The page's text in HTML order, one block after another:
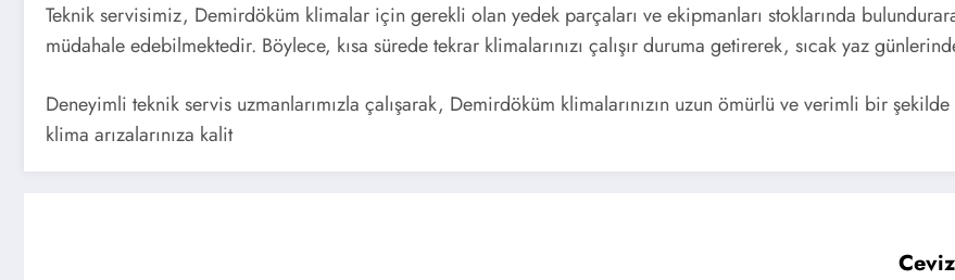
Teknik servisimiz, Demirdöküm klimalar için gerekli olan yedek parçaları ve ekipmanları stoklarında
müdahale edebilmektedir. Böylece, kısa sürede tekrar klimalarınızı çalışır duruma getirerek, sıcak yaz
Deneyimli teknik servis uzmanlarımızla çalışarak, Demirdöküm klimalarınızın uzun ömürlü ve verimli bir
klima arızalarınıza kalit